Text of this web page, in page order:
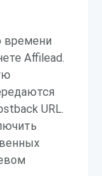
времени
Affilead.
URL.